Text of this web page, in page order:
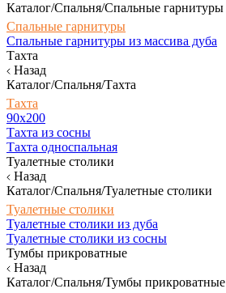
Каталог/Спальня/Спальные гарнитуры
Спальные гарнитуры
Спальные гарнитуры из массива дуба
Тахта
Назад
Каталог/Спальня/Тахта
Тахта
90х200
Тахта из сосны
Тахта односпальная
Туалетные столики
Назад
Каталог/Спальня/Туалетные столики
Туалетные столики
Туалетные столики из дуба
Туалетные столики из сосны
Тумбы прикроватные
Назад
Каталог/Спальня/Тумбы прикроватные